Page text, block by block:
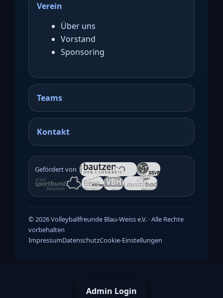
Verein
Über uns
Vorstand
Sponsoring
Teams
Kontakt
Gefördert von
©2026Volleyballfreunde Blau-Weiss e.V. · Alle Rechte
vorbehalten
ImpressumDatenschutzCookie-Einstellungen
Admin Login